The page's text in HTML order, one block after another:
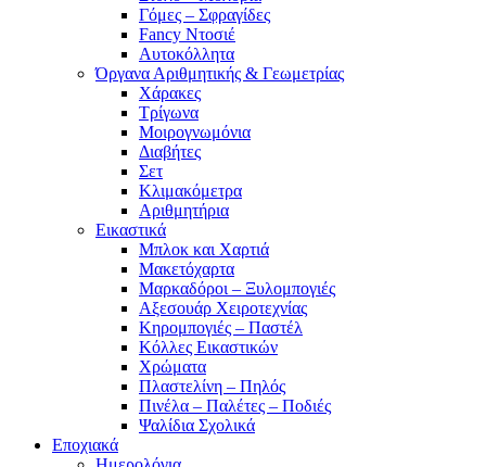
Γόμες – Σφραγίδες
Fancy Ντοσιέ
Αυτοκόλλητα
Όργανα Αριθμητικής & Γεωμετρίας
Χάρακες
Τρίγωνα
Mοιρογνωμόνια
Διαβήτες
Σετ
Κλιμακόμετρα
Αριθμητήρια
Εικαστικά
Μπλοκ και Χαρτιά
Μακετόχαρτα
Μαρκαδόροι – Ξυλομπογιές
Αξεσουάρ Χειροτεχνίας
Κηρομπογιές – Παστέλ
Κόλλες Εικαστικών
Χρώματα
Πλαστελίνη – Πηλός
Πινέλα – Παλέτες – Ποδιές
Ψαλίδια Σχολικά
Εποχιακά